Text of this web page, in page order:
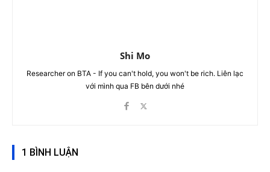
Shi Mo
Researcher on BTA - If you can't hold, you won't be rich. Liên lạc
với mình qua FB bên dưới nhé
1 BÌNH LUẬN